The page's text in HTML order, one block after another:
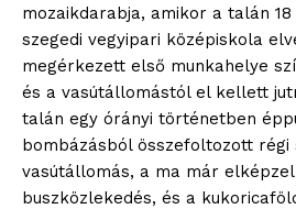
mozaikdarabja, amikor a talán
szegedi vegyipari középiskola
megérkezett első munkahelye
és a vasútállomástól el kellett
talán egy órányi történetben
bombázásból összefoltozott régi
vasútállomás, a ma már
buszközlekedés, és a